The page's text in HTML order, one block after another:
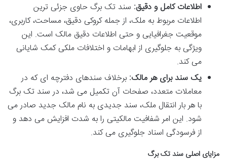
اطلاعات کامل و دقیق: سند تک برگ حاوی جزئی ترین
اطلاعات مربوط به ملک، از جمله کروکی دقیق، مساحت، کاربری،
موقعیت جغرافیایی و حتی اطلاعات دقیق مالک است. این
ویژگی به جلوگیری از ابهامات و اختلافات ملکی کمک شایانی
می کند.
یک سند برای هر مالک: برخلاف سندهای دفترچه ای که در
معاملات متعدد، صفحات آن تکمیل می شد، در سند تک برگ
با هر بار انتقال ملک، سند جدیدی به نام مالک جدید صادر می
شود. این امر شفافیت مالکیتی را به شدت افزایش می دهد و
از فرسودگی اسناد جلوگیری می کند.
مزایای اصلی سند تک برگ